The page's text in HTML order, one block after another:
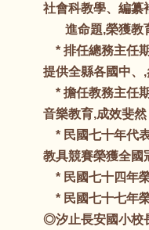
社會科教學、編
進命題,榮獲教育
* 排任總務主任
提供全縣各國中、
* 擔任教務主任
音樂教育,成效斐然
* 民國七十年代
教具競賽榮獲全國
* 民國七十四年
* 民國七十七年
◎汐止長安國小校